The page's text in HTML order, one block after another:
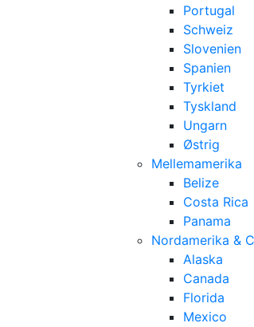
Portugal
Schweiz
Slovenien
Spanien
Tyrkiet
Tyskland
Ungarn
Østrig
Mellemamerika
Belize
Costa Rica
Panama
Nordamerika &
Alaska
Canada
Florida
Mexico